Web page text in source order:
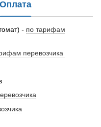
Оплата
- по тарифам
перевозчика